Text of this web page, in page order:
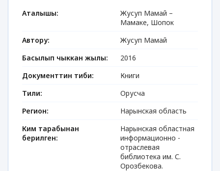
Аталышы:
Жусуп Мамай –
Мамаке, Шопок
Автору:
Жусуп Мамай
Басылып чыккан жылы:
2016
Документтин тиби:
Книги
Тили:
Орусча
Регион:
Нарынская область
Ким тарабынан
берилген:
Нарынская областная
информационно -
отраслевая
библиотека им. С.
Орозбекова.